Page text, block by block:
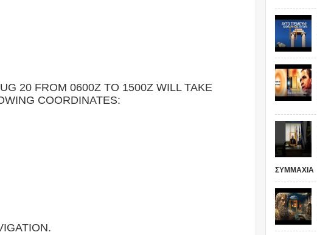
20 FROM 0600Z TO 1500Z WILL TAKE
COORDINATES:
ΣΥΜΜΑΧΙΑ